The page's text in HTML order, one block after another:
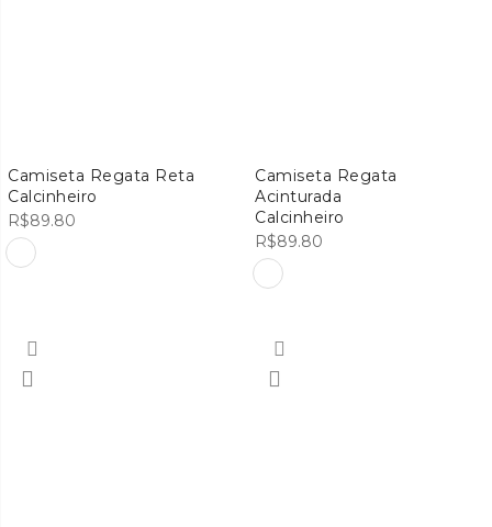
Camiseta Regata Reta
Calcinheiro
R$89.80
Camiseta Regata
Acinturada
Calcinheiro
R$89.80